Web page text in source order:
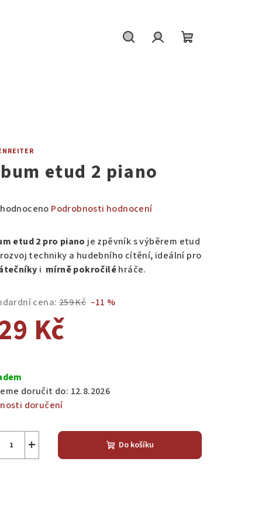
etud 2 piano
Podrobnosti hodnocení
etud 2 pro piano je zpěvník s výběrem etud
techniky a hudebního cítění, ideální pro
i mírněpokročiléhráče.
cena: 259 Kč –11 %
Kč
doručit do: 12.8.2026
doručení
+ Do košíku